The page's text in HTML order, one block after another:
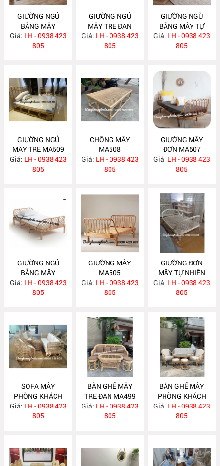
GIƯỜNG NGỦ
BẰNG MÂY
MA512
Giá: LH - 0938 423
805
GIƯỜNG NGỦ
MÂY TRE ĐAN
MA511
Giá: LH - 0938 423
805
GIƯỜNG NGÙ
BẰNG MÂY TỰ
NHIÊN MA510
Giá: LH - 0938 423
805
GIƯỜNG NGỦ
MÂY TRE MA509
Giá: LH - 0938 423
805
CHÕNG MÂY
MA508
Giá: LH - 0938 423
805
GIƯỜNG MÂY
ĐƠN MA507
Giá: LH - 0938 423
805
GIƯỜNG NGỦ
BẰNG MÂY
MA506
Giá: LH - 0938 423
805
GIƯỜNG MÂY
MA505
Giá: LH - 0938 423
805
GIƯỜNG ĐƠN
MÂY TỰ NHIÊN
MA504
Giá: LH - 0938 423
805
SOFA MÂY
PHÒNG KHÁCH
KIỂU HIỆN ĐẠI
MA502
Giá: LH - 0938 423
805
BÀN GHẾ MÂY
TRE ĐAN MA499
Giá: LH - 0938 423
805
BÀN GHẾ MÂY
PHÒNG KHÁCH
KIỂU HIỆN ĐẠI
MA493
Giá: LH - 0938 423
805